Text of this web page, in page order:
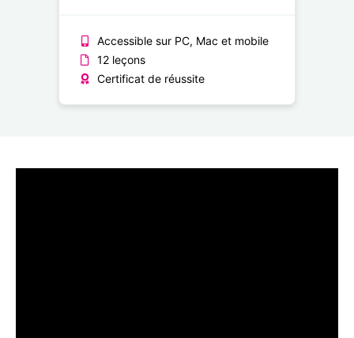
Accessible sur PC, Mac et mobile
12 leçons
Certificat de réussite